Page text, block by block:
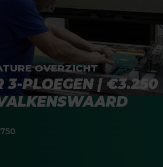
OVERZICHT
3-PLOEGEN | €3.250